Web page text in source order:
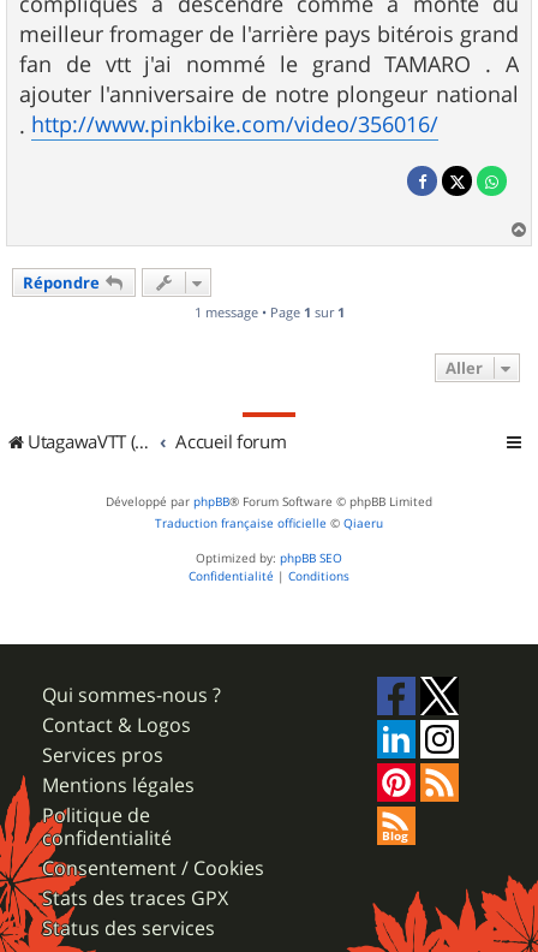
a
g
e
meilleur fromager de l'arrière pays bitérois grand
fan de vtt j'ai nommé le grand TAMARO . A
ajouter l'anniversaire de notre plongeur national
. http://www.pinkbike.com/video/356016/
a
Répondre
1 message • Page 1 sur 1
Aller
UtagawaVTT (Randos VTT et VTTAE avec traces GPS) Accueil forum
Développé par phpBB® Forum Software © phpBB Limited
Traduction française officielle © Qiaeru
Optimized by: phpBB SEO
Confidentialité | Conditions
Qui sommes-nous ?
Contact & Logos
Services pros
Mentions légales
Politique de
confidentialité
Consentement / Cookies
Stats des traces GPX
Status des services